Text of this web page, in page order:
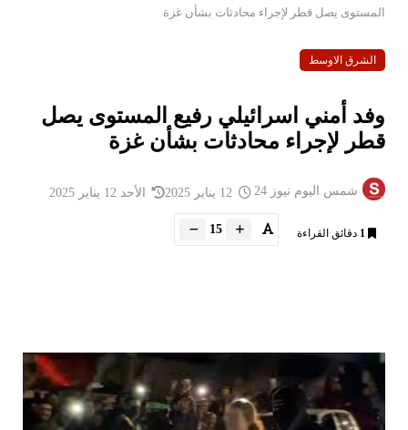
المستوى يصل قطر لإجراء محادثات بشأن غزة
الشرق الاوسط
وفد أمني اسرائيلي رفيع المستوى يصل
قطر لإجراء محادثات بشأن غزة
شمس اليوم نيوز 24 الأحد 12 يناير 2025
1 دقائق القراءة 15